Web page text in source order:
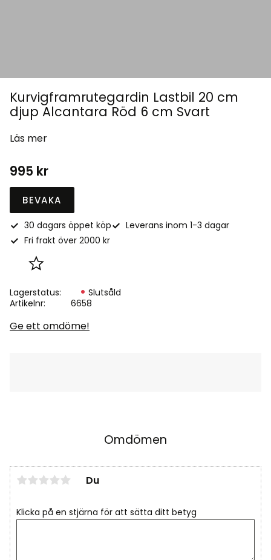
Kurvigframrutegardin Lastbil 20 cm
djup Alcantara Röd 6 cm Svart
Läs mer
995 kr
Lägg till i favoriter
BEVAKA
30 dagars öppet köp
Leverans inom 1-3 dagar
Fri frakt över 2000 kr
Lagerstatus
Slutsåld
Artikelnr
6658
Ge ett omdöme!
Omdömen
Du
Klicka på en stjärna för att sätta ditt betyg